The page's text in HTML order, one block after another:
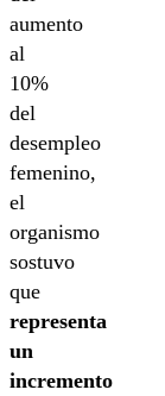
aumento
al
10%
del
desempleo
femenino,
el
organismo
sostuvo
que
representa
un
incremento